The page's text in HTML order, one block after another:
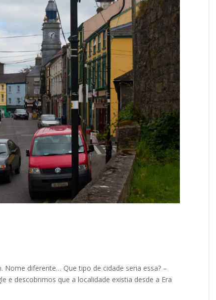
Nome diferente… Que tipo de cidade seria essa? –
e descobrimos que a localidade existia desde a Era